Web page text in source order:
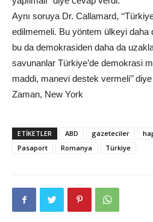
Aynı soruya Dr. Callamard,
edilmemeli. Bu yöntem ülkeyi daha
bu da demokrasiden daha da
savunanlar Türkiye’de demokrasi
maddi, manevi destek vermeli’’
Zaman, New York
ETIKETLER ABD gazeteciler
Pasaport
Romanya Türkiye